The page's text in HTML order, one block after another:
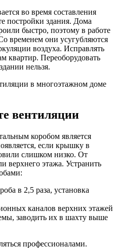
во время составления
постройки здания. Дома
быстро, поэтому в работе
временем они усугубляются
воздуха. Исправлять
квартир. Переоборудовать
нельзя.
в многоэтажном доме
вентиляции
коробом является
если крышку в
слишком низко. От
верхнего этажа. Устранить
в 2,5 раза, установка
каналов верхних этажей
заводить их в шахту выше
профессионалами.